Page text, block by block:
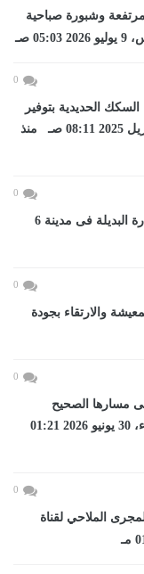
2026.. رطوبة مرتفعة وشبورة صباحية
صـ
0
الحديدية بتوفير
أماكن في رحلات...اليوم الأربعاء، 2 أبريل 2025 08:11 صـ منذ
0
بدء تلقى طلبات إحلال التوكتوك بالسيارة البديلة فى مدينة 6
0
والارتقاء بجودة
0
إلى مسارها الصحيح
ورسخت دعائم الاستقرار...اليوم الثلاثاء، 30 يونيو 2026 01:21
0
الملاحي لقناة